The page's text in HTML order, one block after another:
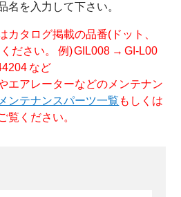
名を入力して下さい。
タログ掲載の品番(ドット、
ださい。 例) GIL008 → GI-L00
など
エアレーターなどのメンテナン
ンテナンスパーツ一覧 もしくは
覧ください。